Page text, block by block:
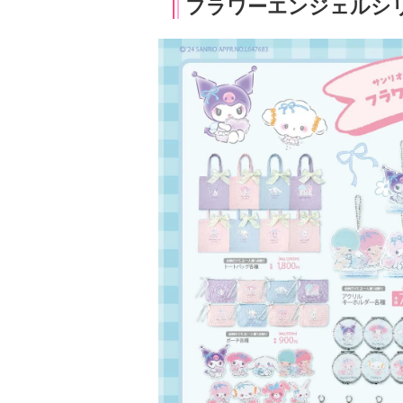
フラワーエンジェルシ